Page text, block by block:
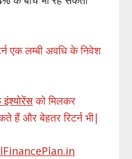
एक लम्बी अवधि के निवेश
इंश्योरेंसको मिलकर
हैं और बेहतर रिटर्न भी|